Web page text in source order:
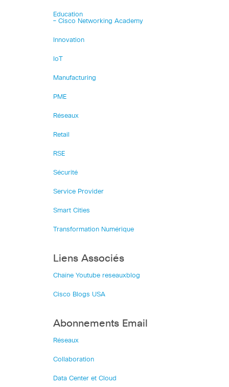
Education
– Cisco Networking Academy
Innovation
IoT
Manufacturing
PME
Réseaux
Retail
RSE
Sécurité
Service Provider
Smart Cities
Transformation Numérique
Liens Associés
Chaîne Youtube reseauxblog
Cisco Blogs USA
Abonnements Email
Réseaux
Collaboration
Data Center et Cloud